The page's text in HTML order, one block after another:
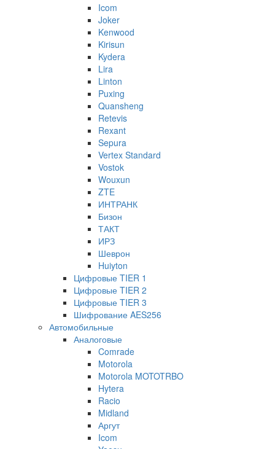
Icom
Joker
Kenwood
Kirisun
Kydera
Lira
Linton
Puxing
Quansheng
Retevis
Rexant
Sepura
Vertex Standard
Vostok
Wouxun
ZTE
ИНТРАНК
Бизон
ТАКТ
ИРЗ
Шеврон
Huiyton
Цифровые TIER 1
Цифровые TIER 2
Цифровые TIER 3
Шифрование AES256
Автомобильные
Аналоговые
Comrade
Motorola
Motorola MOTOTRBO
Hytera
Racio
Midland
Аргут
Icom